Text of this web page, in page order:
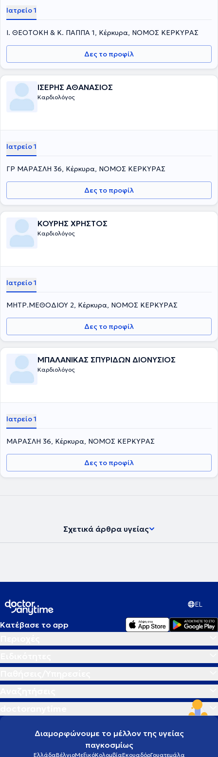
Ιατρείο 1
Ι. ΘΕΟΤΟΚΗ & Κ. ΠΑΠΠΑ 1, Κέρκυρα, ΝΟΜΟΣ ΚΕΡΚΥΡΑΣ
Δες το προφίλ
ΙΣΕΡΗΣ ΑΘΑΝΑΣΙΟΣ
Καρδιολόγος
Ιατρείο 1
ΓΡ ΜΑΡΑΣΛΗ 36, Κέρκυρα, ΝΟΜΟΣ ΚΕΡΚΥΡΑΣ
Δες το προφίλ
ΚΟΥΡΗΣ ΧΡΗΣΤΟΣ
Καρδιολόγος
Ιατρείο 1
ΜΗΤΡ.ΜΕΘΟΔΙΟΥ 2, Κέρκυρα, ΝΟΜΟΣ ΚΕΡΚΥΡΑΣ
Δες το προφίλ
ΜΠΑΛΑΝΙΚΑΣ ΣΠΥΡΙΔΩΝ ΔΙΟΝΥΣΙΟΣ
Καρδιολόγος
Ιατρείο 1
ΜΑΡΑΣΛΗ 36, Κέρκυρα, ΝΟΜΟΣ ΚΕΡΚΥΡΑΣ
Δες το προφίλ
Σχετικά άρθρα υγείας
EL
Κατέβασε το app
Διαμορφώνουμε το μέλλον της υγείας
παγκοσμίως
ΕλλάδαΒέλγιοΜεξικόΚολομβίαΕκουαδόρΓουατεμάλα